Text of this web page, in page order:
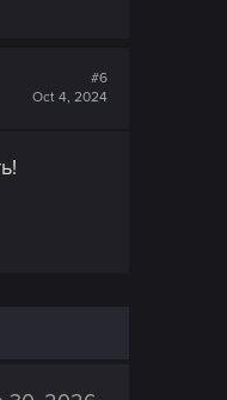
#6
Oct 4, 2024